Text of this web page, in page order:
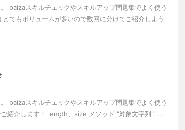
paizaスキルチェックやスキルアップ問題集でよく使う
てもボリュームが多いので数回に分けてご紹介しよう
paizaスキルチェックやスキルアップ問題集でよく使う
紹介します！ length、size メソッド "対象文字列". ...